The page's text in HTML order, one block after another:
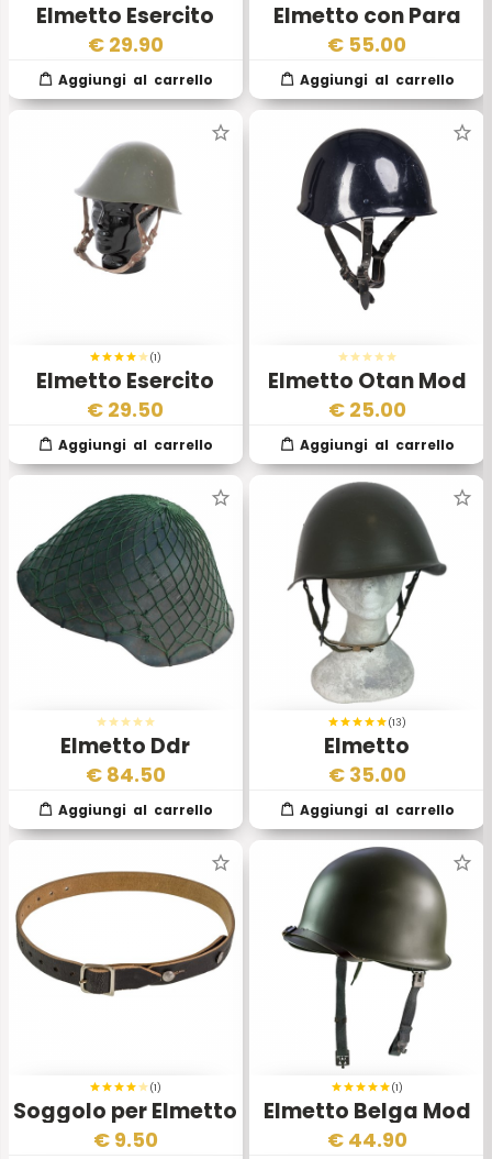
Elmetto Esercito
Italiano EI Mod 33
€ 29.90
Elmetto con Para
Orecchie Esercito
Rumeno
€ 55.00
(1)
Elmetto Esercito
Rumeno
€ 29.50
Elmetto Otan Mod
19 Gendarmeria
Francese
€ 25.00
Elmetto Ddr
€ 84.50
(13)
Elmetto
Cecoslovacco
Originale
€ 35.00
(1)
Soggolo per Elmetto
Tedesco
€ 9.50
(1)
Elmetto Belga Mod
51 53
€ 44.90